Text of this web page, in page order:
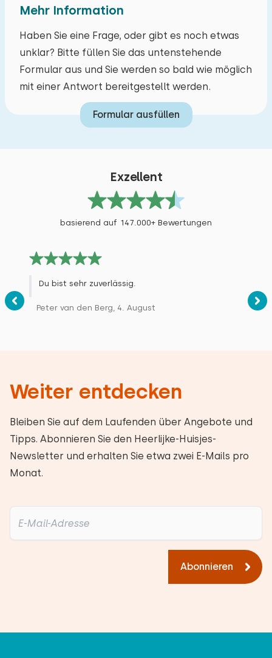
Reiten
Spazieren
Rad fahren
Tennis
Schwimmen
Mehr Information
Haben Sie eine Frage, oder gibt es noch etwas
unklar? Bitte füllen Sie das untenstehende
Formular aus und Sie werden so bald wie möglich
mit einer Antwort bereitgestellt werden.
Formular ausfüllen
Exzellent
basierend auf 147.000+ Bewertungen
Du bist sehr zuverlässig.
Peter van den Berg, 4. August
Weiter entdecken
Bleiben Sie auf dem Laufenden über Angebote und
Tipps. Abonnieren Sie den Heerlijke-Huisjes-
Newsletter und erhalten Sie etwa zwei E-Mails pro
Monat.
Abonnieren